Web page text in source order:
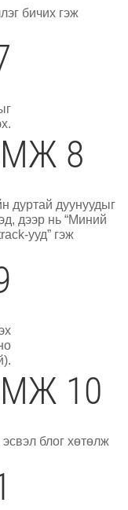
бичих гэж
8
дуртай дуунуудыг
дээр нь “Миний
ууд” гэж
10
блог хөтөлж